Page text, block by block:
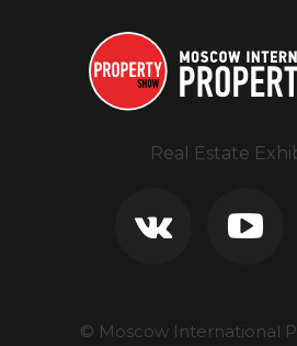
Real Estate
© Moscow International